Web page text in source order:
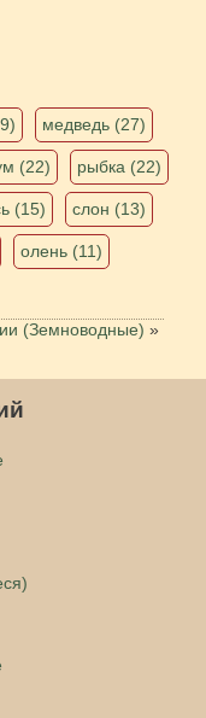
медведь (27)
(22) рыбка (22)
(15) слон (13)
олень (11)
(Земноводные) »